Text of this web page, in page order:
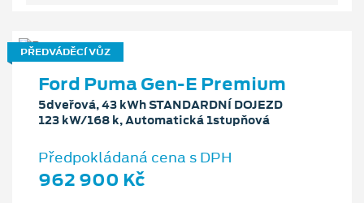
PŘEDVÁDĚCÍ VŮZ
Ford Puma Gen-E Premium
5dveřová, 43 kWh STANDARDNÍ DOJEZD
123 kW/168 k, Automatická 1stupňová
Předpokládaná cena s DPH
962 900 Kč